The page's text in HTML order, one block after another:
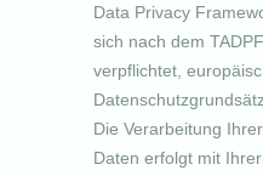
Data Privacy
sich nach dem
verpflichtet,
Die Verarbeitung
Daten erfolgt mit